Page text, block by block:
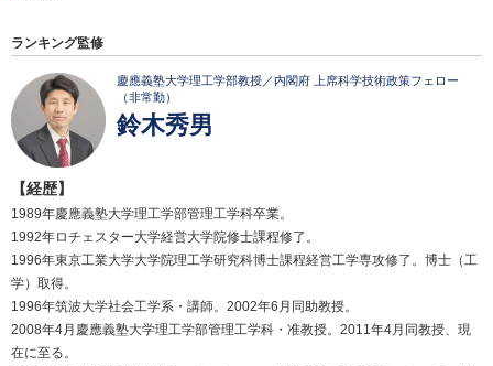
ランキング監修
慶應義塾大学理工学部教授／内閣府 上席科学技術政策フェロー
（非常勤）
鈴木秀男
【経歴】
1989年慶應義塾大学理工学部管理工学科卒業。
1992年ロチェスター大学経営大学院修士課程修了。
1996年東京工業大学大学院理工学研究科博士課程経営工学専攻修了。博士（工
学）取得。
1996年筑波大学社会工学系・講師。2002年6月同助教授。
2008年4月慶應義塾大学理工学部管理工学科・准教授。2011年4月同教授、現
在に至る。